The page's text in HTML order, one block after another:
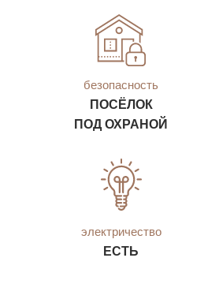
безопасность
ПОСЁЛОК
ПОД ОХРАНОЙ
электричество
ЕСТЬ